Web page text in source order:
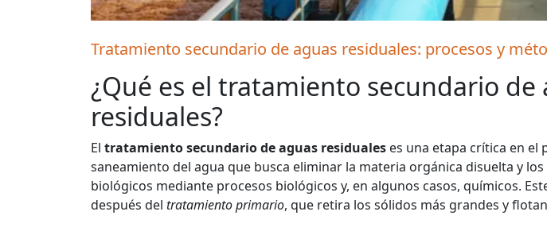
Tratamiento secundario de aguas residuales: procesos y
¿Qué es el tratamiento secundario de
residuales?
El tratamiento secundario de aguas residuales es una etapa crítica en el
saneamiento del agua que busca eliminar la materia orgánica disuelta y
biológicos mediante procesos biológicos y, en algunos casos, químicos.
después del tratamiento primario, que retira los sólidos más grandes y